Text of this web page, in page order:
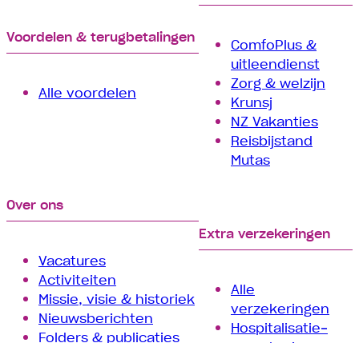
Voordelen & terugbetalingen
Alle voordelen
ComfoPlus &
uitleendienst
Zorg & welzijn
Krunsj
NZ Vakanties
Reisbijstand
Mutas
Over ons
Vacatures
Activiteiten
Missie, visie & historiek
Nieuwsberichten
Folders & publicaties
Extra verzekeringen
Alle
verzekeringen
Hospitalisatie­